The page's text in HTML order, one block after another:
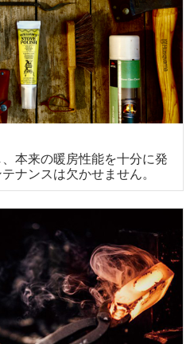
本来の暖房性能を十分に発
ナンスは欠かせません。